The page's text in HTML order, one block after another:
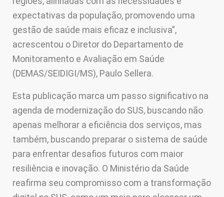
expectativas da população, promovendo uma
gestão de saúde mais eficaz e inclusiva”,
acrescentou o Diretor do Departamento de
Monitoramento e Avaliação em Saúde
(DEMAS/SEIDIGI/MS), Paulo Sellera.
Esta publicação marca um passo significativo na
agenda de modernização do SUS, buscando não
apenas melhorar a eficiência dos serviços, mas
também, buscando preparar o sistema de saúde
para enfrentar desafios futuros com maior
resiliência e inovação. O Ministério da Saúde
reafirma seu compromisso com a transformação